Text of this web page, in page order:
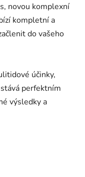
novou komplexní
kompletní a
do vašeho
účinky,
perfektním
výsledky a